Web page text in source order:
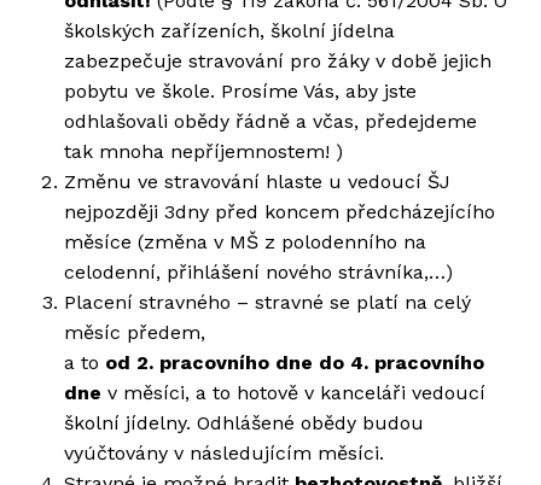
školských zařízeních, školní jídelna
zabezpečuje stravování pro žáky v době jejich
pobytu ve škole. Prosíme Vás, aby jste
odhlašovali obědy řádně a včas, předejdeme
tak mnoha nepříjemnostem! )
Změnu ve stravování hlaste u vedoucí ŠJ
nejpozději 3dny před koncem předcházejícího
měsíce (změna v MŠ z polodenního na
celodenní, přihlášení nového strávníka,…)
Placení stravného – stravné se platí na celý
měsíc předem,
a to od 2. pracovního dne do 4. pracovního
dne v měsíci, a to hotově v kanceláři vedoucí
školní jídelny. Odhlášené obědy budou
vyúčtovány v následujícím měsíci.